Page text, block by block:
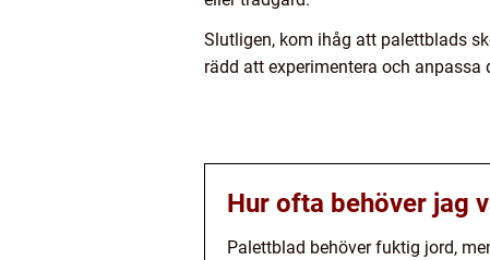
Slutligen, kom ihåg att palettblads
rädd att experimentera och
Hur ofta behöver jag
Palettblad behöver fuktig jord,